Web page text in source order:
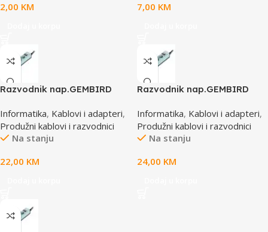
2,00 KM
7,00 KM
Razvodnik nap.GEMBIRD
prekidač, 1,8M, osigurač,
prenaponska zaštita
Informatika, Kablovi i adapteri,
Produžni kablovi i razvodnici
Na stanju
22,00 KM
Razvodnik nap.GEMBIRD
prekidač,3m, osigurač,
prenaponska zaštita
Informatika, Kablovi i adapteri,
Produžni kablovi i razvodnici
Na stanju
24,00 KM